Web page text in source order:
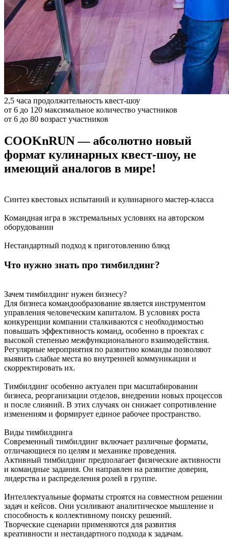
2,5 часа продолжительность квест-шоу
от 6 до 120 максимальное количество участников
от 6 до 80 возраст участников
COOKnRUN — абсолютно новый
формат кулинарных квест-шоу, не
имеющий аналогов в мире!
Синтез квестовых испытаний и кулинарного мастер-класса
Командная игра в экстремальных условиях на авторском
оборудовании
Нестандартный подход к приготовлению блюд
Что нужно знать про тимбилдинг?
Зачем тимбилдинг нужен бизнесу?
Для бизнеса командообразование является инструментом
управления человеческим капиталом. В условиях роста
конкуренции компании сталкиваются с необходимостью
повышать эффективность команд, особенно в проектах с
высокой степенью межфункционального взаимодействия.
Регулярные мероприятия по развитию команды позволяют
выявить слабые места во внутренней коммуникации и
скорректировать их.
Тимбилдинг особенно актуален при масштабировании
бизнеса, реорганизации отделов, внедрении новых процессов
и после слияний. В этих случаях он снижает сопротивление
изменениям и формирует единое рабочее пространство.
Виды тимбилдинга
Современный тимбилдинг включает различные форматы,
отличающиеся по целям и механике проведения.
Активный тимбилдинг предполагает физические активности
и командные задания. Он направлен на развитие доверия,
лидерства и распределения ролей в группе.
Интеллектуальные форматы строятся на совместном решении
задач и кейсов. Они усиливают аналитическое мышление и
способность к коллективному поиску решений.
Творческие сценарии применяются для развития
креативности и нестандартного подхода к задачам.